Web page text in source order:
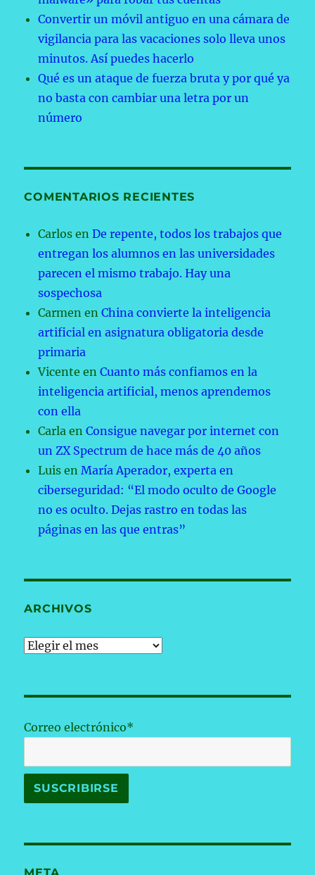
Convertir un móvil antiguo en una cámara de
vigilancia para las vacaciones solo lleva unos
minutos. Así puedes hacerlo
Qué es un ataque de fuerza bruta y por qué ya
no basta con cambiar una letra por un
número
COMENTARIOS RECIENTES
Carlos enDe repente, todos los trabajos que
entregan los alumnos en las universidades
parecen el mismo trabajo. Hay una
sospechosa
Carmen enChina convierte la inteligencia
artificial en asignatura obligatoria desde
primaria
Vicente enCuanto más confiamos en la
inteligencia artificial, menos aprendemos
con ella
Carla enConsigue navegar por internet con
un ZX Spectrum de hace más de 40 años
Luis enMaría Aperador, experta en
ciberseguridad: “El modo oculto de Google
no es oculto. Dejas rastro en todas las
páginas en las que entras”
ARCHIVOS
Archivos
Correo electrónico*